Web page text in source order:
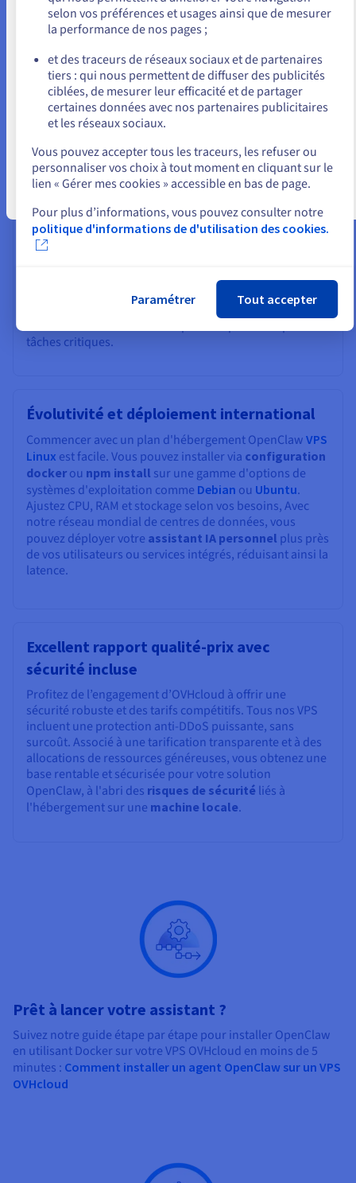
Pourquoi choisir OVHcloud pour
votre VPS OpenClaw ?
Performances stables et infrastructure
Les VPS OVHcloud reposent sur du matériel
professionnel, des SSD NVMe performants et un réseau
fonctionne sans
flux de travail d'automatisation
s'exécutent rapidement, et que vous
tâches critiques.
Évolutivité et déploiement international
Commencer avec un plan d'hébergement OpenClaw VPS
Linux est facile. Vous pouvez installer via configuration
docker ou npm install sur une gamme d'options de
systèmes d'exploitation comme Debian ou Ubuntu.
Ajustez CPU, RAM et stockage selon vos besoins, Avec
notre réseau mondial de centres de données, vous
pouvez déployer votre assistant IA personnel plus près
de vos utilisateurs ou services intégrés, réduisant ainsi la
latence.
Excellent rapport qualité-prix avec
sécurité incluse
Profitez de l’engagement d’OVHcloud à offrir une
sécurité robuste et des tarifs compétitifs. Tous nos VPS
incluent une protection anti-DDoS puissante, sans
surcoût. Associé à une tarification transparente et à des
allocations de ressources généreuses, vous obtenez une
base rentable et sécurisée pour votre solution
OpenClaw, à l'abri des risques de sécurité liés à
l'hébergement sur une machine locale.
Prêt à lancer votre assistant ?
Suivez notre guide étape par étape pour installer OpenClaw
en utilisant Docker sur votre VPS OVHcloud en moins de 5
minutes : Comment installer un agent OpenClaw sur un VPS
OVHcloud
ou
Rester sur le site actuel
Sélectionner un autre site web
selon vos préférences et usages ainsi que de mesurer
la performance de nos pages ;
et des traceurs de réseaux sociaux et de partenaires
tiers : qui nous permettent de diffuser des publicités
ciblées, de mesurer leur efficacité et de partager
certaines données avec nos partenaires publicitaires
et les réseaux sociaux.
Vous pouvez accepter tous les traceurs, les refuser ou
personnaliser vos choix à tout moment en cliquant sur le
lien « Gérer mes cookies » accessible en bas de page.
Pour plus d’informations, vous pouvez consulter notre
politique d'informations de d'utilisation des cookies.
Paramétrer Tout accepter